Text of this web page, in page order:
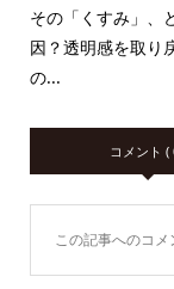
その「くすみ」、
因？透明感を取り
の...
コメント (
この記事へのコメ